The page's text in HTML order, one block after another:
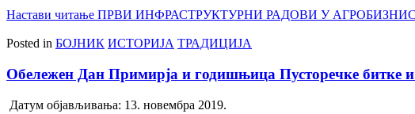
Настави читање ПРВИ ИНФРАСТРУКТУРНИ РАДОВИ У
Posted in БОЈНИК ИСТОРИЈА ТРАДИЦИЈА
Обележен Дан Примирја и годишњица Пусторечке битке и
Датум објављивања: 13. новембра 2019.